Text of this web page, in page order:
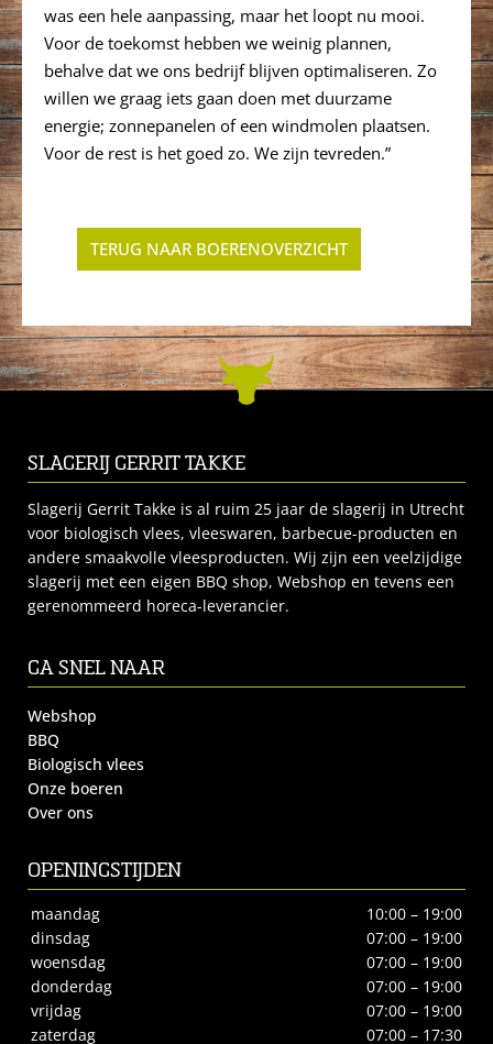
was een hele aanpassing, maar het loopt nu mooi.
Voor de toekomst hebben we weinig plannen,
behalve dat we ons bedrijf blijven optimaliseren. Zo
willen we graag iets gaan doen met duurzame
energie; zonnepanelen of een windmolen plaatsen.
Voor de rest is het goed zo. We zijn tevreden.”
TERUG NAAR BOERENOVERZICHT
SLAGERIJ GERRIT TAKKE
Slagerij Gerrit Takke is al ruim 25 jaar de slagerij in Utrecht
voor biologisch vlees, vleeswaren, barbecue-producten en
andere smaakvolle vleesproducten. Wij zijn een veelzijdige
slagerij met een eigen BBQ shop, Webshop en tevens een
gerenommeerd horeca-leverancier.
GA SNEL NAAR
Webshop
BBQ
Biologisch vlees
Onze boeren
Over ons
OPENINGSTIJDEN
maandag
10:00 – 19:00
dinsdag
07:00 – 19:00
woensdag
07:00 – 19:00
donderdag
07:00 – 19:00
vrijdag
07:00 – 19:00
zaterdag
07:00 – 17:30